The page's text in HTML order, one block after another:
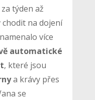
týden až
na dojení
více
automatické
, které jsou
a krávy přes
se